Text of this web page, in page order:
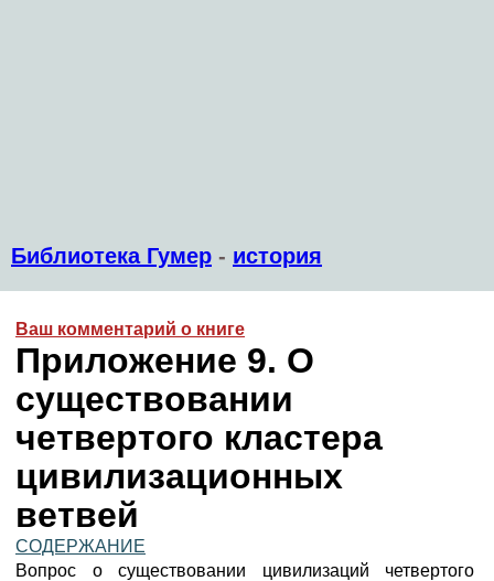
Библиотека Гумер - история
Ваш комментарий о книге
Приложение 9. О
существовании
четвертого кластера
цивилизационных
ветвей
СОДЕРЖАНИЕ
Вопрос о существовании цивилизаций четвертого